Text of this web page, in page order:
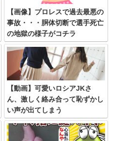
【画像】プロレスで過去最悪の
事故・・・胴体切断で選手死亡
の地獄の様子がコチラ
【動画】可愛いロシアJKさ
ん、激しく絡み合って恥ずかし
い声が出てしまう